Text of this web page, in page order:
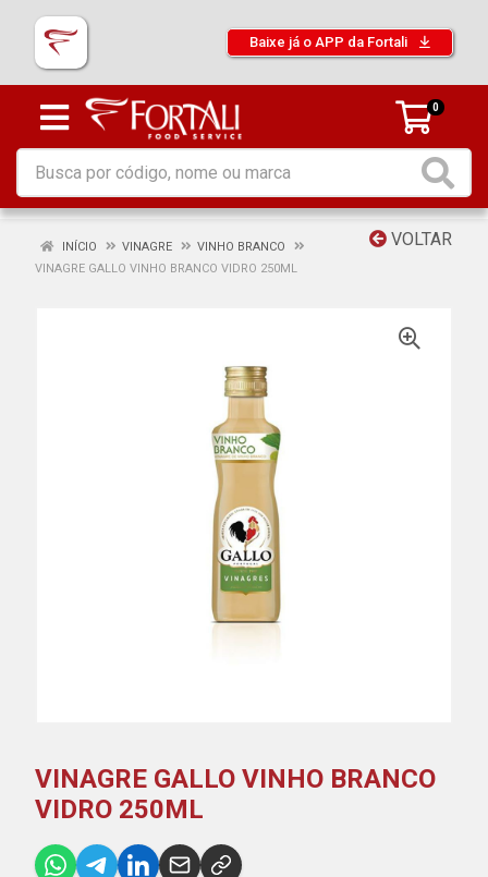
Baixe já o APP da Fortali
0
VOLTAR
INÍCIO VINAGRE
VINHO BRANCO
VINAGRE GALLO VINHO BRANCO VIDRO 250ML
VINAGRE GALLO VINHO BRANCO
VIDRO 250ML